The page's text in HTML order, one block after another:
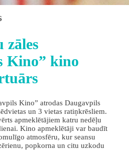
Kino” kino
Kino” atrodas Daugavpils
un 3 vietas ratiņkrēsliem.
apmeklētājiem katru nedēļu
Kino apmeklētāji var baudīt
atmosfēru, kur seansu
popkorna un citu uzkodu